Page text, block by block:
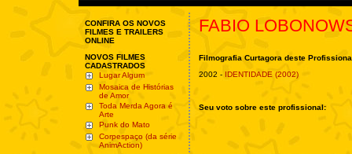
CONFIRA OS NOVOS
FILMES E TRAILERS
ONLINE
NOVOS FILMES
CADASTRADOS
Lugar Algum
Mosaica de Histórias
de Amor
Toda Merda Agora é
Arte
Punk do Mato
Corpespaço (da série
AnimAction)
FABIO
Filmografia Curtagora deste
2002 - IDENTIDADE (2002)
Seu voto sobre este profissional: